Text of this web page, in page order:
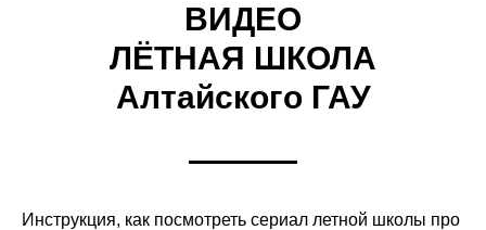
ВИДЕО
ЛЁТНАЯ ШКОЛА
Алтайского ГАУ
Инструкция, как посмотреть сериал летной школы про